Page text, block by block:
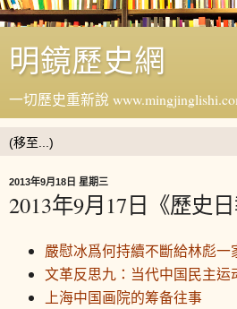
明鏡歷史網
一切歷史重新說
2013年9月18日 星期三
2013年9月17日《歷史日
嚴慰冰爲何持續不斷給林彪一
文革反思九：当代中国民主运
上海中国画院的筹备往事